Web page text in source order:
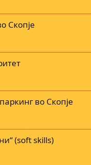
Скопје
во Скопје
(soft skills)